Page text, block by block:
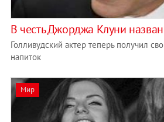
В честь Джорджа Клуни
Голливудский актер теперь получил
напиток
Мир